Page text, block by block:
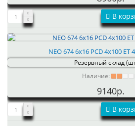
В
NEO 674 6x16 PCD 4x100 ET
Резервный склад
Наличие:
9140р.
В